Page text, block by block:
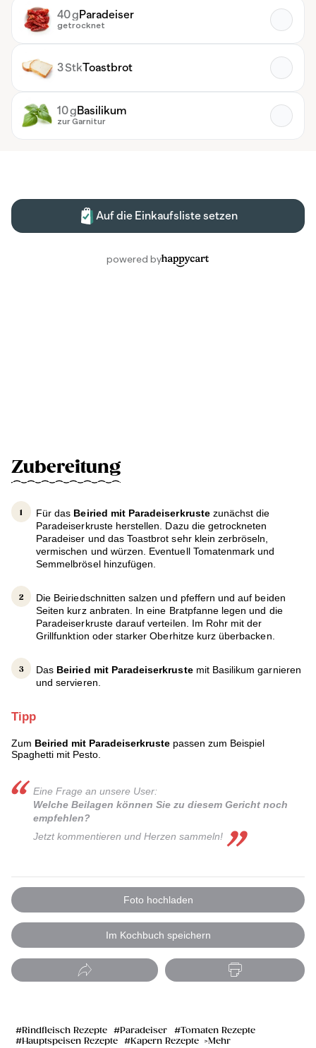
Zubereitung
Für das Beiried mit Paradeiserkrustezunächst die
Paradeiserkruste herstellen. Dazu die getrockneten
Paradeiser und das Toastbrot sehr klein zerbröseln,
vermischen und würzen. Eventuell Tomatenmark und
Semmelbrösel hinzufügen.
Die Beiriedschnitten salzen und pfeffern und auf beiden
Seiten kurz anbraten. In eine Bratpfanne legen und die
Paradeiserkruste darauf verteilen. Im Rohr mit der
Grillfunktion oder starker Oberhitze kurz überbacken.
Das Beiried mit Paradeiserkruste mit Basilikum garnieren
und servieren.
Tipp
Zum Beiried mit Paradeiserkruste passen zum Beispiel
Spaghetti mit Pesto.
Eine Frage an unsere User:
Welche Beilagen können Sie zu diesem Gericht noch
empfehlen?
Jetzt kommentieren und Herzen sammel n!
Foto hochladen
Im Kochbuch speichern
Rindfleisch Rezepte Paradeiser
Tomaten Rezepte
Hauptspeisen Rezepte
Kapern Rezepte Mehr